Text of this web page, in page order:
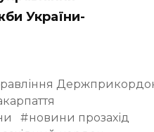
України-
новини прозахід